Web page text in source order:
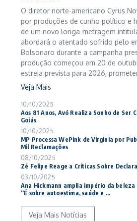
O diretor norte-americano Cyrus
por produções de cunho político e
de um novo longa-metragem
abordará o atentado sofrido pelo
Bolsonaro durante a campanha
produção começou em 20 de
estreia prevista para 2026,
Veja Mais
10/10/2025
Aos 81 Anos, Avó Realiza Sonho de Ser
Goiás
10/10/2025
MP Processa WePink de Virginia por
Mil Reclamações
08/10/2025
Zé Felipe Reage a Críticas Sobre
03/10/2025
Ana Hickmann amplia império da
“É sobre autoestima, saúde e ...
Veja Mais Notícias